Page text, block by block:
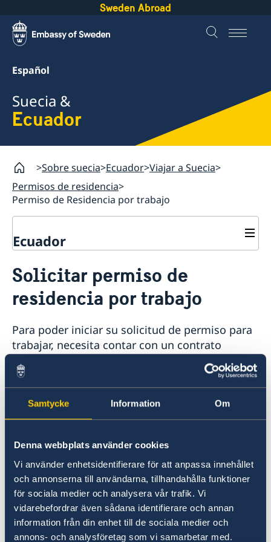
Samtycke Information Om
Denna webbplats använder cookies
Vi använder enhetsidentifierare för att anpassa innehållet
och annonserna till användarna, tillhandahålla funktioner
för sociala medier och analysera vår trafik. Vi
vidarebefordrar även sådana identifierare och annan
information från din enhet till de sociala medier och
annons- och analysföretag som vi samarbetar med.
Sweden Abroad
Español
Suecia &
Ecuador
Sobre suecia Ecuador Viajar a Suecia
Permisos de residencia
Permiso de Residencia por trabajo
Ecuador
Visitar Suecia
Información para ciudadanos que no requieren visa
Información sobre visa Schengen
Estadía superior a 90 días
Permisos de residencia
Vivir con alguien en Suecia
Trabajar en Suecia
Permiso de residencia como Au Pair
Estudiar en Suecia
¿Por qué estudiar en Suecia?
Asilo en Suecia
Procesamiento de datos personales
Solicitar permiso de
residencia por trabajo
Para poder iniciar su solicitud de permiso para
trabajar, necesita contar con un contrato
laboral.
solicitud en línea en la página de la
Dirección
General de Migraciones de Suecia
(Migrationsverket):
"Working in Sweden
"
"Trabajar en Suecia
"
También puede leer más sobre trabajo en
Suecia en el siguiente enlace: